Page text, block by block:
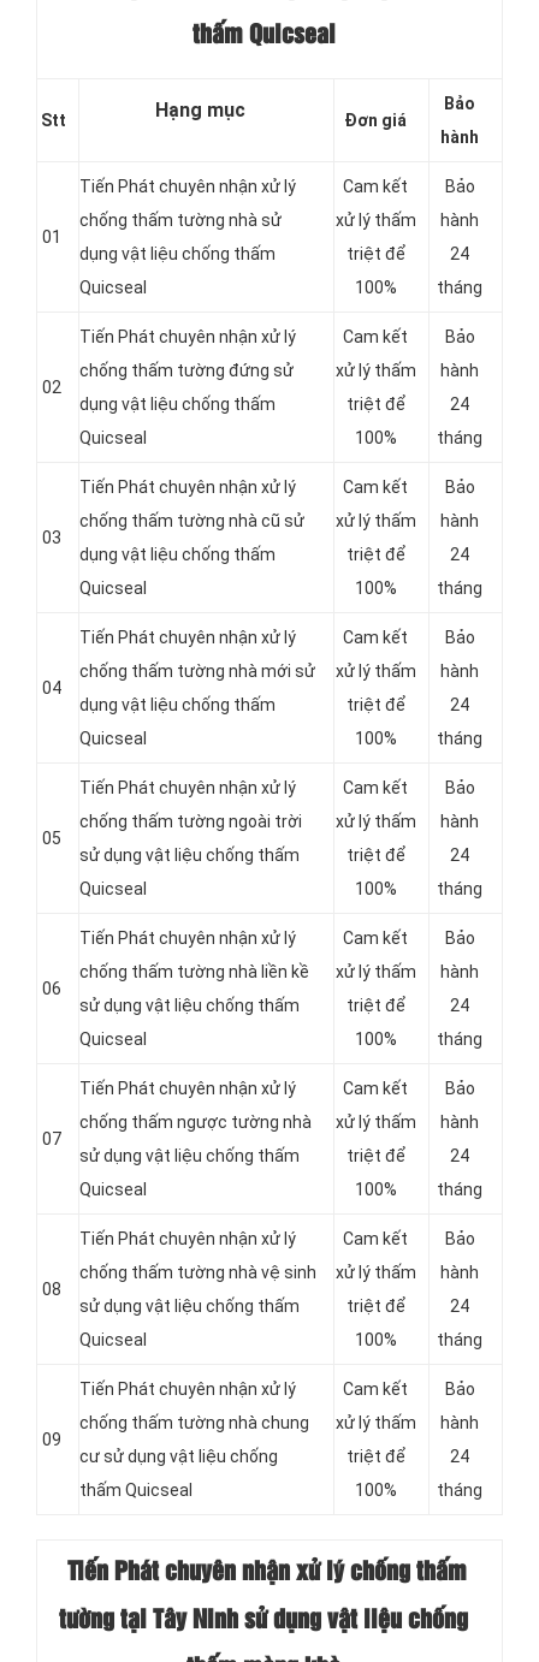
thấm Quicseal
Stt Hạng mục Đơn giá
Bảo
hành
01
Tiến Phát chuyên nhận xử lý
chống thấm tường nhà sử
dụng vật liệu chống thấm
Quicseal
Cam kết
xử lý thấm
triệt để
100%
Bảo
hành
24
tháng
02
Tiến Phát chuyên nhận xử lý
chống thấm tường đứng sử
dụng vật liệu chống thấm
Quicseal
Cam kết
xử lý thấm
triệt để
100%
Bảo
hành
24
tháng
03
Tiến Phát chuyên nhận xử lý
chống thấm tường nhà cũ sử
dụng vật liệu chống thấm
Quicseal
Cam kết
xử lý thấm
triệt để
100%
Bảo
hành
24
tháng
04
Tiến Phát chuyên nhận xử lý
chống thấm tường nhà mới sử
dụng vật liệu chống thấm
Quicseal
Cam kết
xử lý thấm
triệt để
100%
Bảo
hành
24
tháng
05
Tiến Phát chuyên nhận xử lý
chống thấm tường ngoài trời
sử dụng vật liệu chống thấm
Quicseal
Cam kết
xử lý thấm
triệt để
100%
Bảo
hành
24
tháng
06
Tiến Phát chuyên nhận xử lý
chống thấm tường nhà liền kề
sử dụng vật liệu chống thấm
Quicseal
Cam kết
xử lý thấm
triệt để
100%
Bảo
hành
24
tháng
07
Tiến Phát chuyên nhận xử lý
chống thấm ngược tường nhà
sử dụng vật liệu chống thấm
Quicseal
Cam kết
xử lý thấm
triệt để
100%
Bảo
hành
24
tháng
08
Tiến Phát chuyên nhận xử lý
chống thấm tường nhà vệ sinh
sử dụng vật liệu chống thấm
Quicseal
Cam kết
xử lý thấm
triệt để
100%
Bảo
hành
24
tháng
09
Tiến Phát chuyên nhận xử lý
chống thấm tường nhà chung
cư sử dụng vật liệu chống
thấm Quicseal
Cam kết
xử lý thấm
triệt để
100%
Bảo
hành
24
tháng
Tiến Phát chuyên nhận xử lý chống thấm
tường tại Tây Ninh sử dụng vật liệu chống